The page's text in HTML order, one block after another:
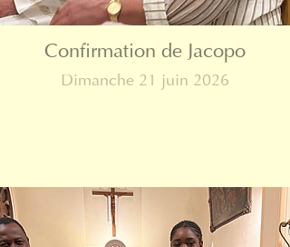
Confirmation de Jacopo
Dimanche 21 juin 2026